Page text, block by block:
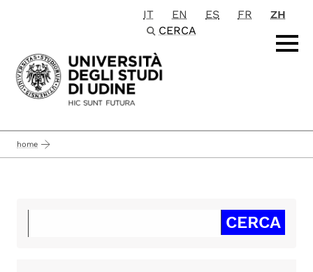
Passa al contenuto principale
IT EN ES FR
ZH
CERCA
home